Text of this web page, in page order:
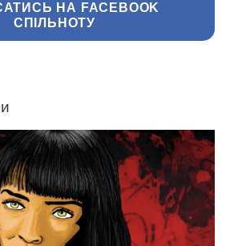
НА FACEBOOK
СПІЛЬНОТУ